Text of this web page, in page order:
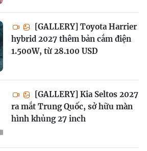
[GALLERY] Toyota Harrier
hybrid 2027 thêm bản cắm điện
1.500W, từ 28.100 USD
[GALLERY] Kia Seltos 2027
ra mắt Trung Quốc, sở hữu màn
hình khủng 27 inch